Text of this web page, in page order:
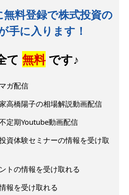
料登録で株式投資の
手に入ります！
て 無料です♪
ガ配信
高橋陽子の相場解説動画配信
定期Youtube動画配信
資体験セミナーの情報を受け取
トの情報を受け取れる
報を受け取れる